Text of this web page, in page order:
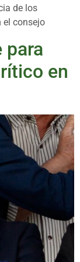
de los
el consejo
para
en